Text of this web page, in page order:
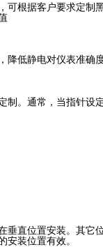
可根据客户要求定制
降低静电对仪表准确
制。通常，当指针设
垂直位置安装。其它
安装位置有效。